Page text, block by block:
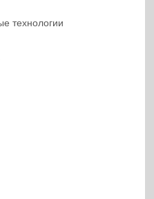
технологии